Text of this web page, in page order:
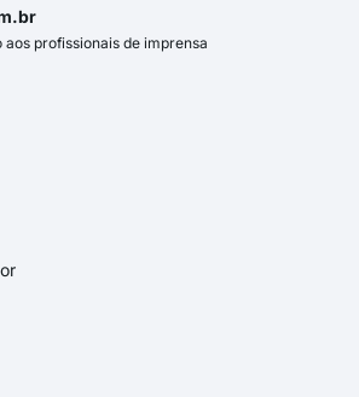
profissionais de imprensa